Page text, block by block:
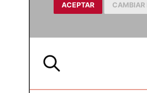
ACEPTAR CAMBIAR